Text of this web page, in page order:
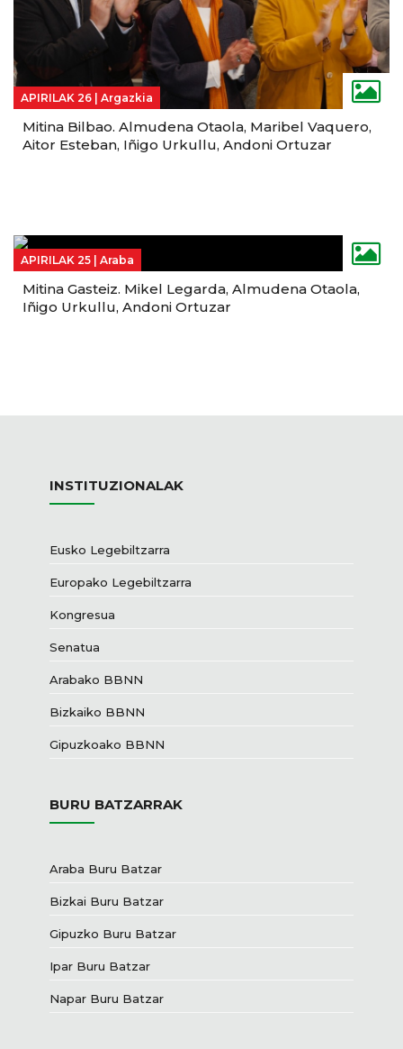
APIRILAK 26 | Argazkia
Mitina Bilbao. Almudena Otaola, Maribel Vaquero,
Aitor Esteban, Iñigo Urkullu, Andoni Ortuzar
APIRILAK 25 | Araba
Mitina Gasteiz. Mikel Legarda, Almudena Otaola,
Iñigo Urkullu, Andoni Ortuzar
INSTITUZIONALAK
Eusko Legebiltzarra
Europako Legebiltzarra
Kongresua
Senatua
Arabako BBNN
Bizkaiko BBNN
Gipuzkoako BBNN
BURU BATZARRAK
Araba Buru Batzar
Bizkai Buru Batzar
Gipuzko Buru Batzar
Ipar Buru Batzar
Napar Buru Batzar